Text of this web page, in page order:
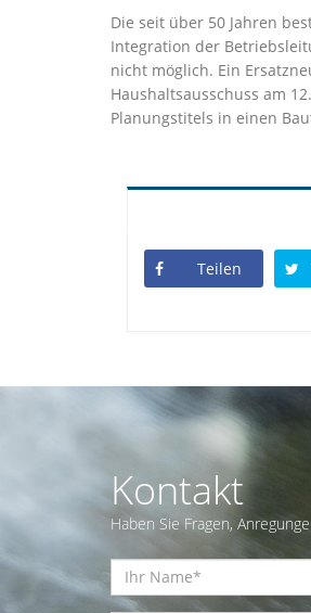
Die seit über 50 Jahren
Integration der
nicht möglich. Ein
Haushaltsausschuss am
Planungstitels in einen
Teilen
Kontakt
Haben Sie Fragen,